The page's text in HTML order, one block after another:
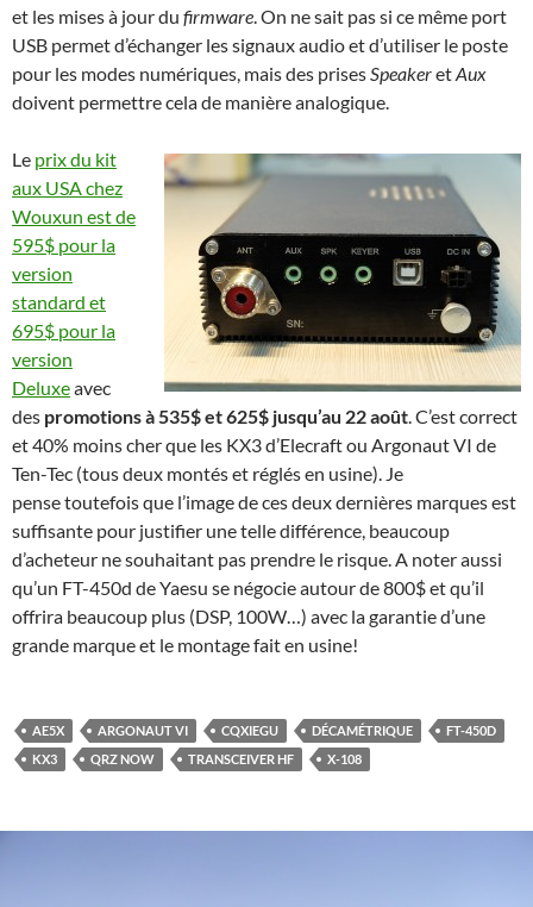
et les mises à jour du firmware. On ne sait pas si ce même port
USB permet d’échanger les signaux audio et d’utiliser le poste
pour les modes numériques, mais des prisesSpeakeretAux
doivent permettre cela de manière analogique.
Le prix du kit
aux USA chez
Wouxun est de
595$ pour la
version
standard et
695$ pour la
version
Deluxeavec
des promotions à 535$ et 625$ jusqu’au 22 août. C’est correct
et 40% moins cher que les KX3 d’Elecraft ou Argonaut VI de
Ten-Tec (tous deux montés et réglés en usine). Je
pense toutefois que l’image de ces deux dernières marques est
suffisante pour justifier une telle différence, beaucoup
d’acheteur ne souhaitant pas prendre le risque. A noter aussi
qu’un FT-450d de Yaesu se négocie autour de 800$ et qu’il
offrira beaucoup plus (DSP, 100W…) avec la garantie d’une
grande marque et le montage fait en usine!
AE5X ARGONAUT VI CQXIEGU DÉCAMÉTRIQUE
FT-450D
KX3
QRZ NOW TRANSCEIVER HF X-108